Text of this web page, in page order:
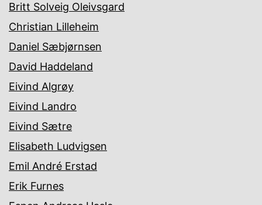
Britt Solveig Oleivsgard
Christian Lilleheim
Daniel Sæbjørnsen
David Haddeland
Eivind Algrøy
Eivind Landro
Eivind Sætre
Elisabeth Ludvigsen
Emil André Erstad
Erik Furnes